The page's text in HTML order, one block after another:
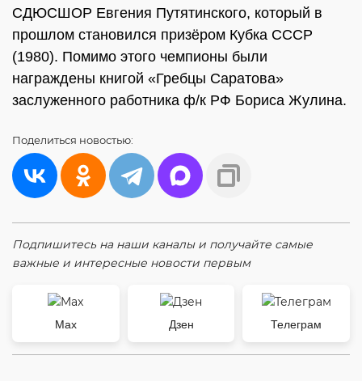
СДЮСШОР Евгения Путятинского, который в
прошлом становился призёром Кубка СССР
(1980). Помимо этого чемпионы были
награждены книгой «Гребцы Саратова»
заслуженного работника ф/к РФ Бориса Жулина.
Поделиться новостью:
Подпишитесь на наши каналы и получайте самые
важные и интересные новости первым
Max Дзен Телеграм